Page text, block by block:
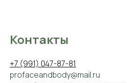
Контакты
+7 (991) 047-87-81
profaceandbody@mail.ru